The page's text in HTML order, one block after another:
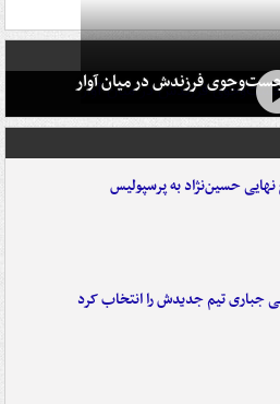
فرزندش در میان آوار
حسین‌نژاد به پرسپولیس
جباری تیم جدیدش را انتخاب کرد